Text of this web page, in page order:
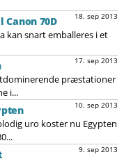
18. sep 2013
70D
kan snart emballeres i et
17. sep 2013
præstationer
i...
10. sep 2013
uro koster nu Egypten
9. sep 2013